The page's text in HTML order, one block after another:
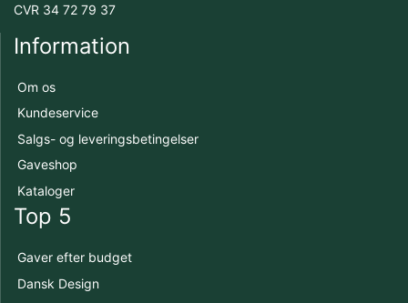
CVR 34 72 79 37
Information
Om os
Kundeservice
Salgs- og leveringsbetingelser
Gaveshop
Kataloger
Top 5
Gaver efter budget
Dansk Design